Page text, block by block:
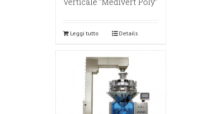
Leggi tutto Details